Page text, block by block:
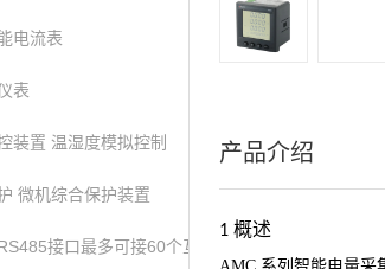
电流表
表
装置 温湿度模拟控制
微机综合保护装置
接口最多可接60个互感器
产品介绍
1 概述